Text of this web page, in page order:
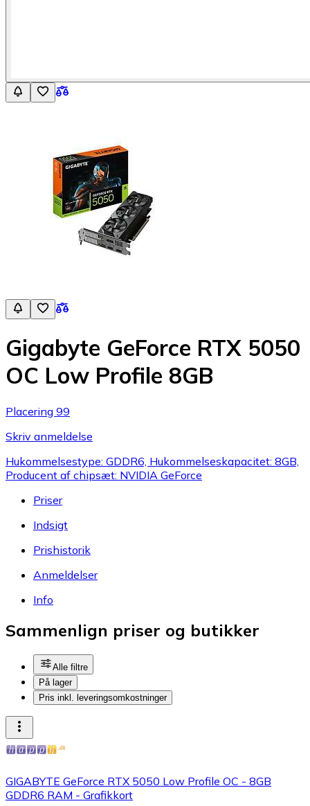
Gigabyte GeForce RTX 5050
OC Low Profile 8GB
Placering 99
Skriv anmeldelse
Hukommelsestype: GDDR6, Hukommelseskapacitet: 8GB,
Producent af chipsæt: NVIDIA GeForce
Priser
Indsigt
Prishistorik
Anmeldelser
Info
Sammenlign priser og butikker
Alle filtre
På lager
Pris inkl. leveringsomkostninger
GIGABYTE GeForce RTX 5050 Low Profile OC - 8GB
GDDR6 RAM - Grafikkort